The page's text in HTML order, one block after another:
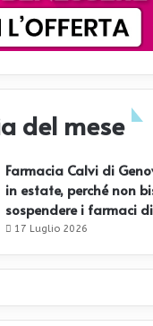
del mese
Farmacia Calvi di
in estate, perché non
sospendere i farmaci
17 Luglio 2026